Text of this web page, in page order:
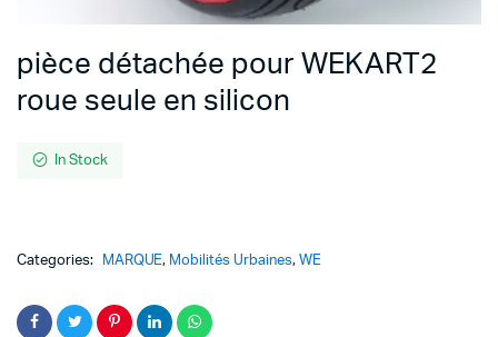
pièce détachée pour WEKART2
roue seule en silicon
In Stock
Categories: MARQUE, Mobilités Urbaines, WE